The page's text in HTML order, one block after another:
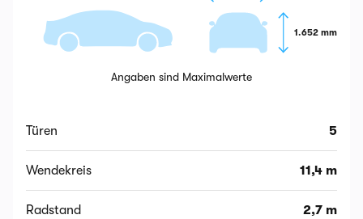
1.652 mm
Angaben sind Maximalwerte
Türen 5
Wendekreis 11,4 m
Radstand 2,7 m